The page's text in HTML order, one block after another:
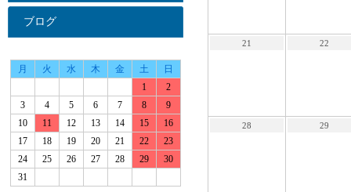
ブログ
月 火 水 木 金 土
日
1
2
3
4 5 6 7 8
9
10
11 12 13 14 15
16
17
18 19 20 21 22
23
24
25 26 27 28 29
30
31
21 22
28 29